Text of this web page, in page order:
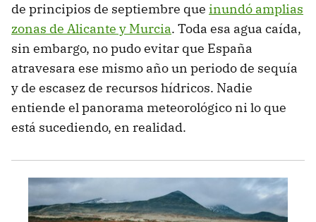
de principios de septiembre que inundó amplias
zonas de Alicante y Murcia. Toda esa agua caída,
sin embargo, no pudo evitar que España
atravesara ese mismo año un periodo de sequía
y de escasez de recursos hídricos. Nadie
entiende el panorama meteorológico ni lo que
está sucediendo, en realidad.